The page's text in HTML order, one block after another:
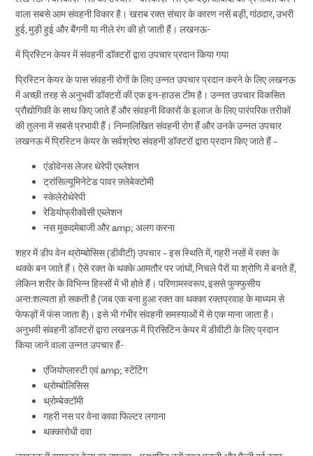
वाला सबसे आम संवहनी विकार है। खराब रक्त संचार के कारण नसें बड़ी, गांठदार, उभरी
हुई, मुड़ी हुई और बैंगनी या नीले रंग की हो जाती हैं। लखनऊ-
में प्रिस्टिन केयर में संवहनी डॉक्टरों द्वारा उपचार प्रदान किया गया
प्रिस्टिन केयर के पास संवहनी रोगों के लिए उन्नत उपचार प्रदान करने के लिए लखनऊ
में अच्छी तरह से अनुभवी डॉक्टरों की एक इन-हाउस टीम है। उन्नत उपचार विकसित
प्रौद्योगिकी के साथ किए जाते हैं और संवहनी विकारों के इलाज के लिए पारंपरिक तरीकों
की तुलना में सबसे प्रभावी हैं। निम्नलिखित संवहनी रोग हैं और उनके उन्नत उपचार
लखनऊ में प्रिस्टिन केयर के सर्वश्रेष्ठ संवहनी डॉक्टरों द्वारा प्रदान किए जाते हैं –
एंडोवेनस लेजर थेरेपी एब्लेशन
ट्रांसिल्यूमिनेटेड पावर फ़्लेबेक्टोमी
स्केलेरोथेरेपी
रेडियोफ्रीक्वेंसी एब्लेशन
नस मुकदमेबाजी और amp; अलग करना
शहर में डीप वेन थ्रोम्बोसिस (डीवीटी) उपचार – इस स्थिति में, गहरी नसों में रक्त के
थक्के बन जाते हैं। ऐसे रक्त के थक्के आमतौर पर जांघों, निचले पैरों या श्रोणि में बनते हैं,
लेकिन शरीर के विभिन्न हिस्सों में भी होते हैं। परिणामस्वरूप, इससे फुफ्फुसीय
अन्त:शल्यता हो सकती है (जब एक बना हुआ रक्त का थक्का रक्तप्रवाह के माध्यम से
फेफड़ों में फंस जाता है)। इसे भी गंभीर संवहनी समस्याओं में से एक माना जाता है।
अनुभवी संवहनी डॉक्टरों द्वारा लखनऊ में प्रिसिटिन केयर में डीवीटी के लिए प्रदान
किया जाने वाला उन्नत उपचार हैं-
एंजियोप्लास्टी एवं amp; स्टेंटिंग
थ्रोम्बोलिसिस
थ्रोम्बेक्टॉमी
गहरी नस पर वेना कावा फिल्टर लगाना
थक्कारोधी दवा